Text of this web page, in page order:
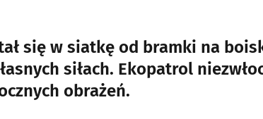
się w siatkę od bramki na
siłach. Ekopatrol
obrażeń.